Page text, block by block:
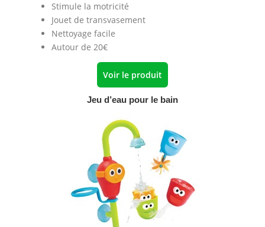
Stimule la motricité
Jouet de transvasement
Nettoyage facile
Autour de 20€
Voir le produit
Jeu d’eau pour le bain